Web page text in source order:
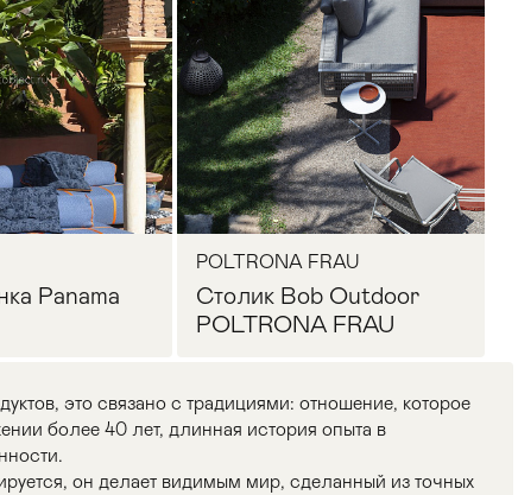
Panama
POLTRONA FRAU
Столик Bob Outdoor
POLTRONA FRAU
это связано с традициями: отношение, которое
более 40 лет, длинная история опыта в
он делает видимым мир, сделанный из точных